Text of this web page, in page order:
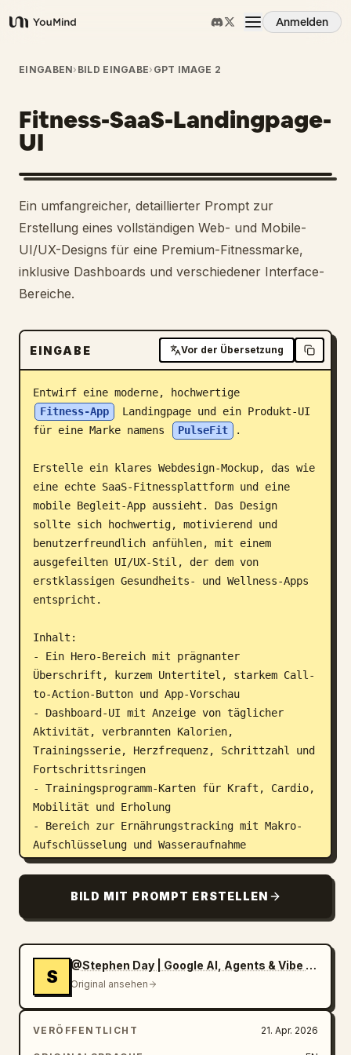
YouMind
Anmelden
Übersicht
Anwendungsfälle
Fähigkeiten
Prompts
Preise
Blog
Updates
EINGABEN› BILD EINGABE› GPT IMAGE 2
Fitness-SaaS-Landingpage-
UI
Ein umfangreicher, detaillierter Prompt zur
Erstellung eines vollständigen Web- und Mobile-
UI/UX-Designs für eine Premium-Fitnessmarke,
inklusive Dashboards und verschiedener Interface-
Bereiche.
EINGABE Vor der Übersetzung
Entwirf eine moderne, hochwertige
Fitness-App
Landingpage und ein Produkt-UI
für eine Marke namens
PulseFit .
Erstelle ein klares Webdesign-Mockup, das wie
eine echte SaaS-Fitnessplattform und eine
mobile Begleit-App aussieht. Das Design
sollte sich hochwertig, motivierend und
benutzerfreundlich anfühlen, mit einem
ausgefeilten UI/UX-Stil, der dem von
erstklassigen Gesundheits- und Wellness-Apps
entspricht.
Inhalt:
- Ein Hero-Bereich mit prägnanter
Überschrift, kurzem Untertitel, starkem Call-
to-Action-Button und App-Vorschau
- Dashboard-UI mit Anzeige von täglicher
Aktivität, verbrannten Kalorien,
Trainingsserie, Herzfrequenz, Schrittzahl und
Fortschrittsringen
- Trainingsprogramm-Karten für Kraft, Cardio,
Mobilität und Erholung
- Bereich zur Ernährungstracking mit Makro-
Aufschlüsselung und Wasseraufnahme
- Fortschrittsdiagramme und Analyse-Widgets
und Erfahrungsberichten
- Preisübersicht und Hinweis zum Download/App
- Mobile App-Screens, die neben dem Webdesign
für ein kohärentes Produkt-Ökosystem gezeigt
werden
Stilvorgaben:
- Schlankes, minimalistisches, modernes
BILD MIT PROMPT ERSTELLEN
S
@Stephen Day | Google AI, Agents & Vibe Coding
Original ansehen
VERÖFFENTLICHT 21. Apr. 2026